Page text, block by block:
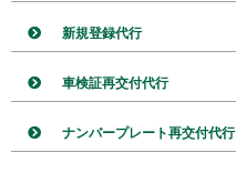
新規登録代行
車検証再交付代行
ナンバープレート再交付代行